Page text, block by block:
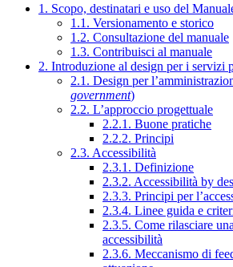
1. Scopo, destinatari e uso del
1.1. Versionamento e storico
1.2. Consultazione del manuale
1.3. Contribuisci al manuale
2. Introduzione al design per i servizi
2.1. Design per
government)
2.2. L’approccio progettuale
2.2.1. Buone pratiche
2.2.2. Principi
2.3. Accessibilità
2.3.1. Definizione
2.3.2. Accessibilità by
2.3.3. Principi per
2.3.4. Linee guida e
2.3.5. Come rilasciare
accessibilità
2.3.6. Meccanismo di